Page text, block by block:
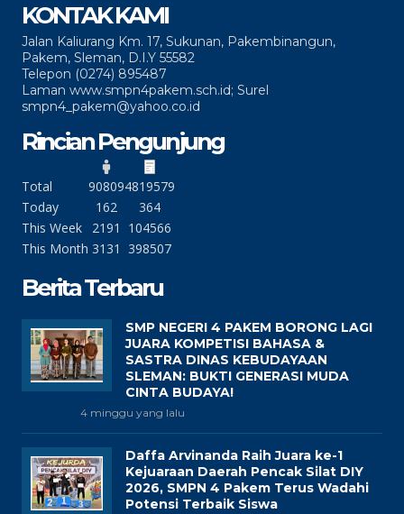
KONTAK KAMI
Jalan Kaliurang Km. 17, Sukunan, Pakembinangun,
Pakem, Sleman, D.I.Y 55582
Telepon (0274) 895487
Laman www.smpn4pakem.sch.id; Surel
smpn4_pakem@yahoo.co.id
Rincian Pengunjung
Total 908094819579
Today
162
364
This Week
2191
104566
This Month 3131 398507
Berita Terbaru
SMP NEGERI 4 PAKEM BORONG LAGI
JUARA KOMPETISI BAHASA &
SASTRA DINAS KEBUDAYAAN
SLEMAN: BUKTI GENERASI MUDA
CINTA BUDAYA!
4 minggu yang lalu
Daffa Arvinanda Raih Juara ke-1
Kejuaraan Daerah Pencak Silat DIY
2026, SMPN 4 Pakem Terus Wadahi
Potensi Terbaik Siswa